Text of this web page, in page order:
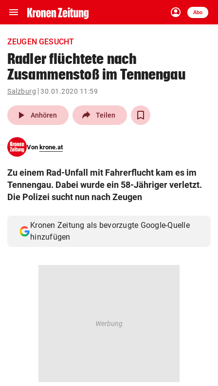
menu Navigation
ein-/ausklappen
account_circle
Anmelden
Abo
close Schließen
account_circle Anmelden
arrow_right
pin_drop
Wien arrow_right
search
eingeben
© Krone Multimedia GmbH & Co KG 2026
Muthgasse 2, 1190 Wien
ZEUGEN GESUCHT
Radler flüchtete nach
Zusammenstoß im Tennengau
Salzburg 30.01.2020 11:59
play_arrow Anhören Teilen
Von krone.at
Zu einem Rad-Unfall mit Fahrerflucht kam es im
Tennengau. Dabei wurde ein 58-Jähriger verletzt.
Die Polizei sucht nun nach Zeugen
Kronen Zeitung als bevorzugte Google-Quelle
hinzufügen